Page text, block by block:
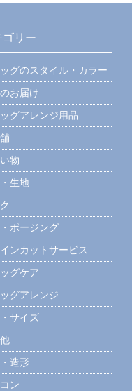
ゴリー
グのスタイル・カラー
お届け
グアレンジ用品
物
生地
ポージング
ンカットサービス
グケア
グアレンジ
サイズ
造形
ン